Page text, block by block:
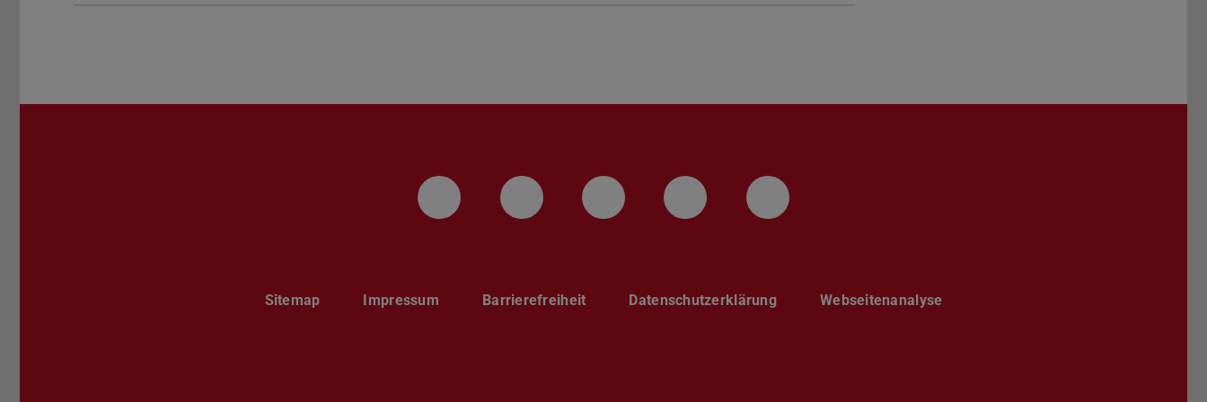
LinkedIn-Seite der TU Darmstadt
Instagram-Kanal der TU Darmstadt
Bluesky-Kanal der TU Darmstadt
Facebook-Seite der TU Darmstadt
YouTube-Kanal der TU Darmstadt
Sitemap Impressum Barrierefreiheit Datenschutzerklärung Webseitenanalyse